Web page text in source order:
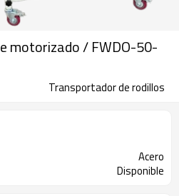
motorizado / FWDO-50-
Transportador de rodillos
Acero
Disponible